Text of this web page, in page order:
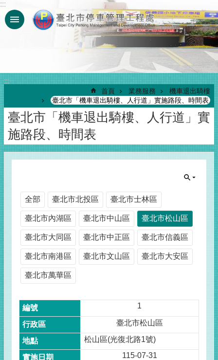
跳到主要內容區塊
:::
:::
首頁 業務服務
機車退出騎樓
臺北市「機車退出騎樓、人行道」實施路段、時間表
臺北市「機車退出騎樓、人行道」實
施路段、時間表
全部 臺北市北投區 臺北市士林區
臺北市內湖區 臺北市中山區 臺北市松山區
臺北市大同區 臺北市中正區 臺北市信義區
臺北市南港區 臺北市文山區 臺北市大安區
臺北市萬華區
1
臺北市松山區
松山區(光復北路1號)
115-07-31